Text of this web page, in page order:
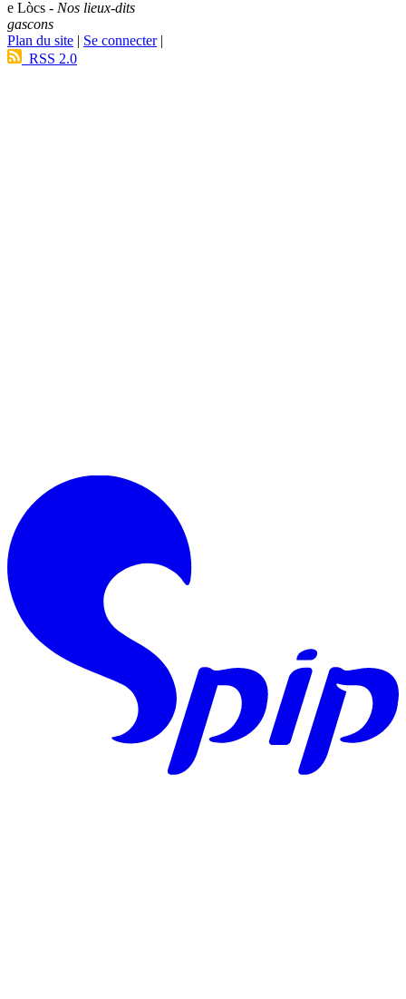
e Lòcs - Nos lieux-dits
gascons
Plan du site | Se connecter|
RSS 2.0